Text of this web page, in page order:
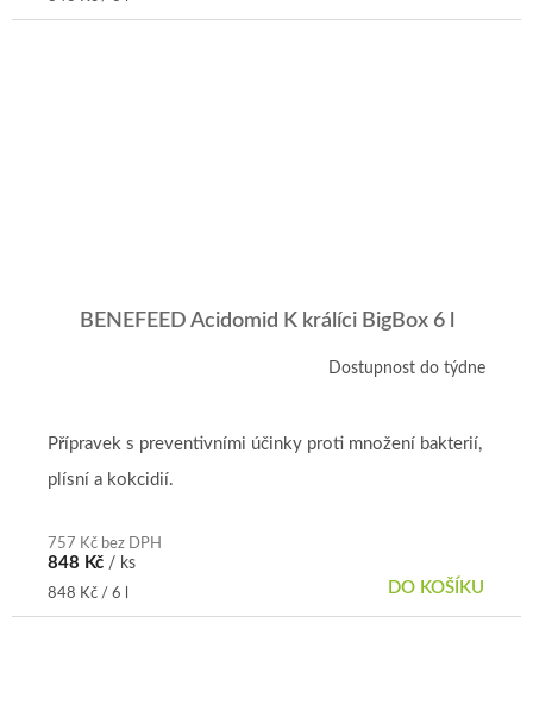
cena:
BENEFEED Acidomid K králíci BigBox 6 l
Dostupnost do týdne
757 Kč bez DPH
848 Kč / ks
Měrná
cena:
848 Kč / 6 l DO KOŠÍKU
Přípravek s preventivními účinky proti množení bakterií,
plísní a kokcidií.